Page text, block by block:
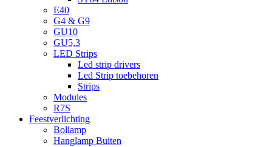
E40
G4 & G9
GU10
GU5,3
LED Strips
Led strip drivers
Led Strip toebehoren
Strips
Modules
R7S
Feestverlichting
Bollamp
Hanglamp Buiten